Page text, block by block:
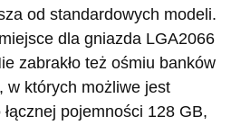
od standardowych modeli.
dla gniazda LGA2066
zabrakło też ośmiu banków
w których możliwe jest
pojemności 128 GB,